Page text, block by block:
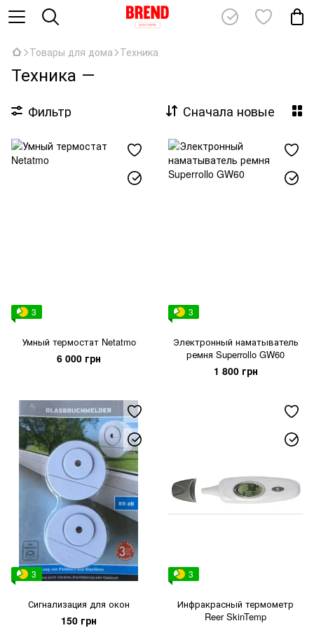
Товары для дома Техника
Техника ―
Фильтр Сначала новые
3
Умный термостат Netatmo
6 000 грн
3
Электронный наматыватель
ремня Superrollo GW60
1 800 грн
3
Сигнализация для окон
150 грн
3
Инфракрасный термометр
Reer SkinTemp